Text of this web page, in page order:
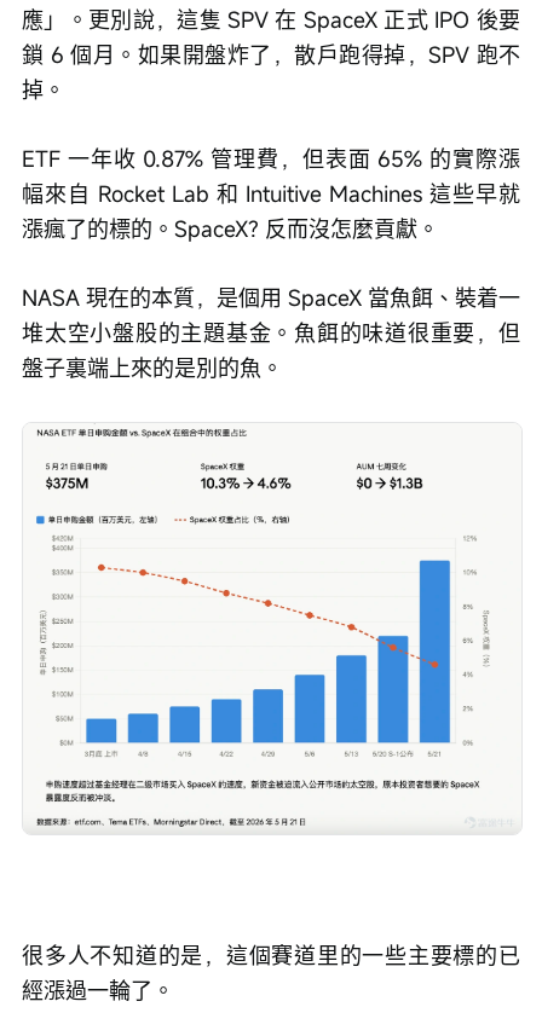
應」。更別說，這隻 SPV 在 SpaceX 正式 IPO 後要
鎖 6 個月。如果開盤炸了，散戶跑得掉，SPV 跑不
掉。
ETF 一年收 0.87% 管理費，但表面 65% 的實際漲
幅來自 Rocket Lab 和 Intuitive Machines 這些早就
漲瘋了的標的。SpaceX? 反而沒怎麼貢獻。
NASA 現在的本質，是個用 SpaceX 當魚餌、裝着一
堆太空小盤股的主題基金。魚餌的味道很重要，但
盤子裏端上來的是別的魚。
很多人不知道的是，這個賽道里的一些主要標的已
經漲過一輪了。